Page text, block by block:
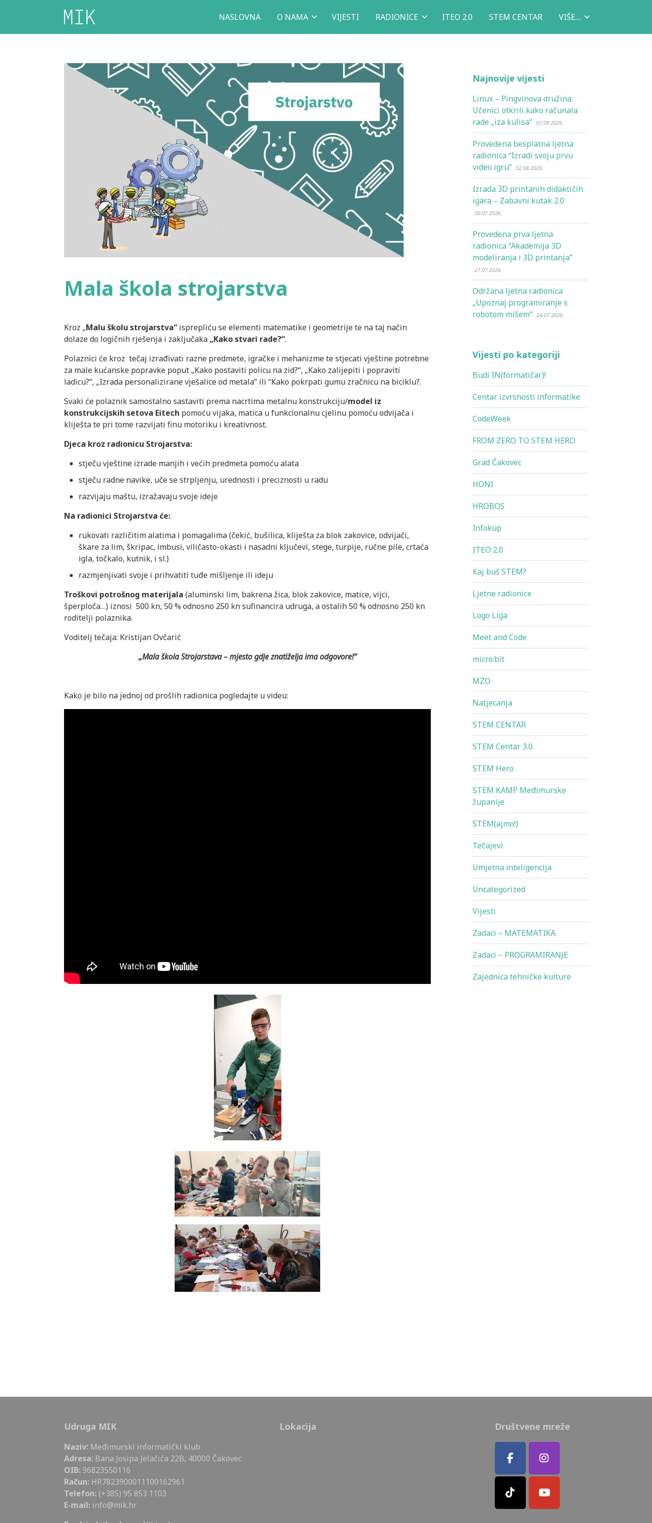
NASLOVNA O NAMA VIJESTI RADIONICE ITEO 2.0 STEM CENTAR VIŠE…
Mala škola strojarstva
Kroz „Malu školu strojarstva“ isprepliću se elementi matematike i geometrije te na taj način
dolaze do logičnih rješenja i zaključaka „Kako stvari rade?“.
Polaznici će kroz tečaj izrađivati razne predmete, igračke i mehanizme te stjecati vještine potrebne
za male kućanske popravke poput „Kako postaviti policu na zid?“, „Kako zalijepiti i popraviti
ladicu?“, „Izrada personalizirane vješalice od metala” ili “Kako pokrpati gumu zračnicu na biciklu?.
Svaki će polaznik samostalno sastaviti prema nacrtima metalnu konstrukciju/model iz
konstrukcijskih setova Eitech pomoću vijaka, matica u funkcionalnu cjelinu pomoću odvijača i
kliješta te pri tome razvijati finu motoriku i kreativnost.
Djeca kroz radionicu Strojarstva:
stječu vještine izrade manjih i većih predmeta pomoću alata
stječu radne navike, uče se strpljenju, urednosti i preciznosti u radu
razvijaju maštu, izražavaju svoje ideje
Na radionici Strojarstva će:
rukovati različitim alatima i pomagalima (čekić, bušilica, kliješta za blok zakovice, odvijači,
škare za lim, škripac, imbusi, viličasto-okasti i nasadni ključevi, stege, turpije, ručne pile, crtaća
igla, točkalo, kutnik, i sl.)
razmjenjivati svoje i prihvatiti tuđe mišljenje ili ideju
Troškovi potrošnog materijala (aluminski lim, bakrena žica, blok zakovice, matice, vijci,
šperploča…) iznosi 500 kn, 50 % odnosno 250 kn sufinancira udruga, a ostalih 50 % odnosno 250 kn
roditelji polaznika.
Voditelj tečaja: Kristijan Ovčarić
„Mala škola Strojarstava – mjesto gdje znatiželja ima odgovore!“
Kako je bilo na jednoj od prošlih radionica pogledajte u videu:
Najnovije vijesti
Linux – Pingvinova družina:
Učenici otkrili kako računala
rade „iza kulisa“ 07.08.2026.
Provedena besplatna ljetna
radionica “Izradi svoju prvu
video igru” 02.08.2026.
Izrada 3D printanih didaktičih
igara – Zabavni kutak 2.0
30.07.2026.
Provedena prva ljetna
radionica “Akademija 3D
modeliranja i 3D printanja”
27.07.2026.
Održana ljetna radionica
„Upoznaj programiranje s
robotom mišem“ 24.07.2026.
Vijesti po kategoriji
Budi IN(formatičar)!
Centar izvrsnosti informatike
CodeWeek
FROM ZERO TO STEM HERO
Grad Čakovec
HONI
HROBOS
Infokup
ITEO 2.0
Kaj buš STEM?
Ljetne radionice
Logo Liga
Meet and Code
micro:bit
MZO
Natjecanja
STEM CENTAR
STEM Centar 3.0.
STEM Hero
STEM KAMP Međimurske
županije
STEM(ajmo!)
Tečajevi
Umjetna inteligencija
Uncategorized
Vijesti
Zadaci – MATEMATIKA
Zadaci – PROGRAMIRANJE
Zajednica tehničke kulture
Udruga MIK
Naziv: Međimurski informatički klub
Adresa: Bana Josipa Jelačića 22B, 40000 Čakovec
OIB: 96823550116
Račun: HR7823900011100162961
Telefon: (+385) 95 853 1103
E-mail: info@mik.hr
Lokacija Društvene mreže